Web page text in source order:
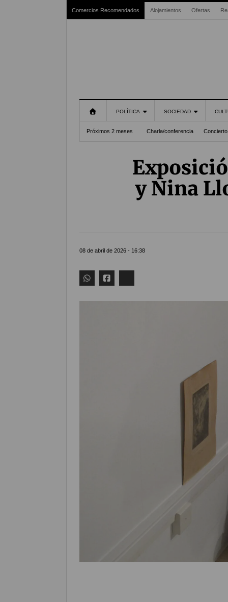
Comercios Recomendados Alojamientos Ofertas
POLÍTICA SOCIEDAD
Próximos 2 meses Charla/conferencia Concierto
y Nina
08 de abril de 2026 - 16:38